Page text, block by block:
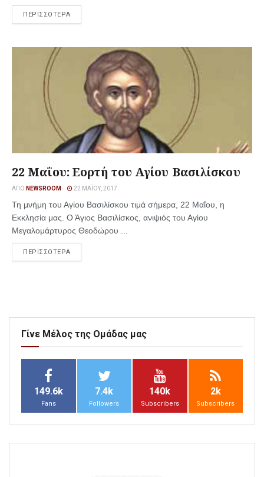
ΠΕΡΙΣΣΟΤΕΡΑ
22 Μαΐου: Εορτή του Αγίου Βασιλίσκου
ΑΠΌ NEWSROOM 22 ΜΑΪ́ΟΥ, 2017
Τη μνήμη του Αγίου Βασιλίσκου τιμά σήμερα, 22 Μαΐου, η
Εκκλησία μας. Ο Άγιος Βασιλίσκος, ανιψιός του Αγίου
Μεγαλομάρτυρος Θεοδώρου ...
ΠΕΡΙΣΣΟΤΕΡΑ
Γίνε Μέλος της Ομάδας μας
149.6k
Fans
7.4k
Followers
140k
Subscribers
2k
Subscribers